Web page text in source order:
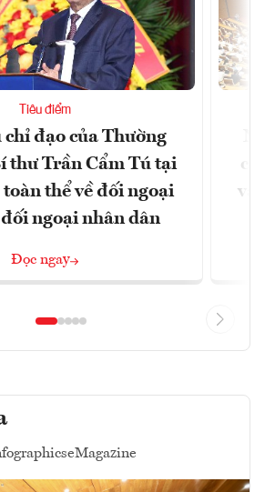
Tiêu điểm
chỉ đạo của Thường
thư Trần Cẩm Tú tại
thể về đối ngoại
ngoại nhân dân
Đọc ngay
và
eMagazine